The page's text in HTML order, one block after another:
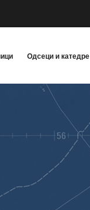
Одсеци и катедре